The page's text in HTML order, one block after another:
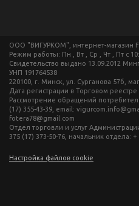
ООО "ВИГУРКОМ", интернет-магазин
Режим работы: Пн , Вт , Ср , Чт , Пт c
Свидетельство выдано 13.09.2012
УНП 191764538
220100, г. Минск, ул. Сурганова 57б,
Дата регистрации в Торговом
Рассмотрение обращений
(17) 355-43-39, email:
fotera78@gmail.com
Отдел торговли и услуг
375 (17) 373-50-76, начальник отдела: +
Настройка файлов cookie